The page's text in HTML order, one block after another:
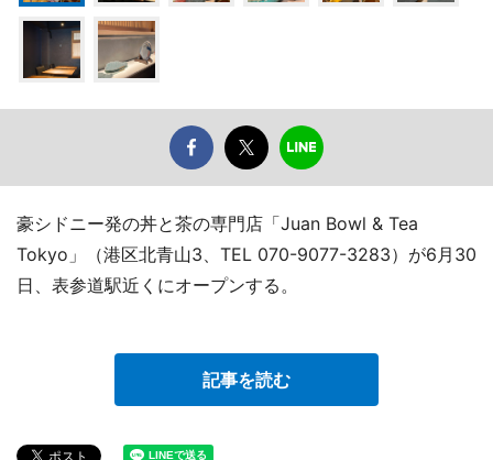
豪シドニー発の丼と茶の専門店「Juan Bowl & Tea
Tokyo」（港区北青山3、TEL 070-9077-3283）が6月30
日、表参道駅近くにオープンする。
記事を読む